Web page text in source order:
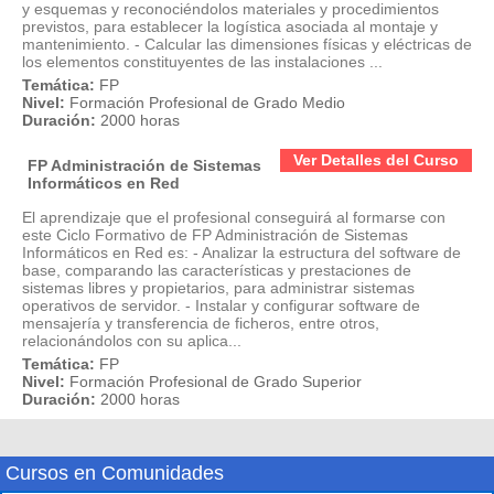
y esquemas y reconociéndolos materiales y procedimientos
previstos, para establecer la logística asociada al montaje y
mantenimiento. - Calcular las dimensiones físicas y eléctricas de
los elementos constituyentes de las instalaciones ...
Temática: FP
Nivel: Formación Profesional de Grado Medio
Duración: 2000 horas
Ver Detalles del Curso
FP Administración de Sistemas
Informáticos en Red
El aprendizaje que el profesional conseguirá al formarse con
este Ciclo Formativo de FP Administración de Sistemas
Informáticos en Red es: - Analizar la estructura del software de
base, comparando las características y prestaciones de
sistemas libres y propietarios, para administrar sistemas
operativos de servidor. - Instalar y configurar software de
mensajería y transferencia de ficheros, entre otros,
relacionándolos con su aplica...
Temática: FP
Nivel: Formación Profesional de Grado Superior
Duración: 2000 horas
Cursos en Comunidades